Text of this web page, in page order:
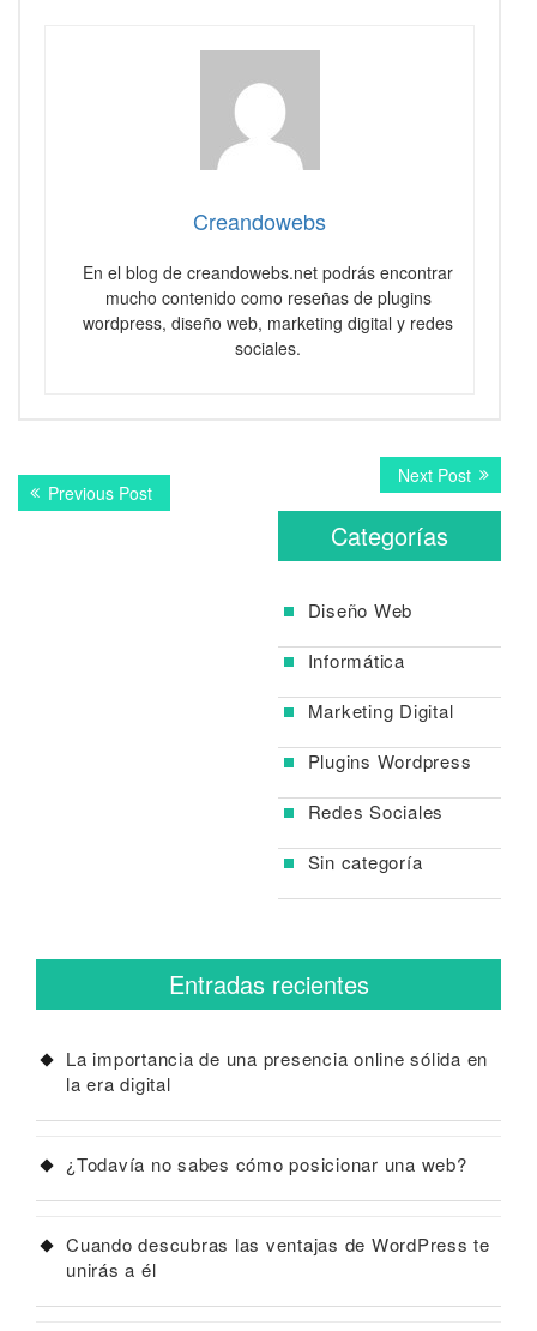
Creandowebs
En el blog de creandowebs.net podrás encontrar
mucho contenido como reseñas de plugins
wordpress, diseño web, marketing digital y redes
sociales.
Navegación
dePrevious PostPrevious
post:
Next PostNext
post:
Categorías
Diseño Web
Informática
Marketing Digital
Plugins Wordpress
Redes Sociales
Sin categoría
Entradas recientes
La importancia de una presencia online sólida en
la era digital
¿Todavía no sabes cómo posicionar una web?
Cuando descubras las ventajas de WordPress te
unirás a él